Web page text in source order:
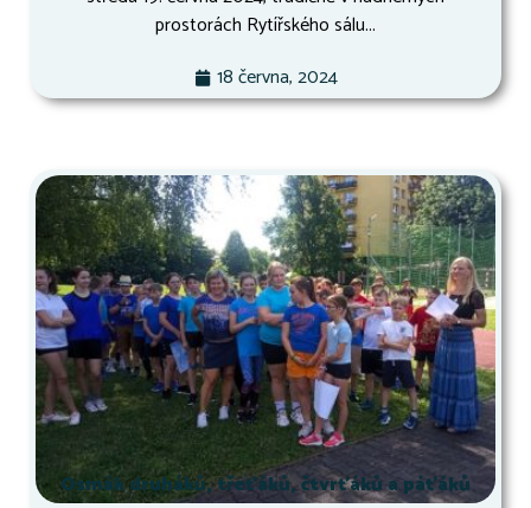
prostorách Rytířského sálu...
18 června, 2024
Osmák druháků, třeťáků, čtvrťáků a páťáků